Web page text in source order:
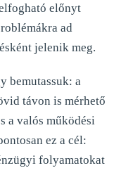
előnyt
ad
jelenik meg.
bemutassuk: a
távon is mérhető
a valós működési
ez a cél:
folyamatokat